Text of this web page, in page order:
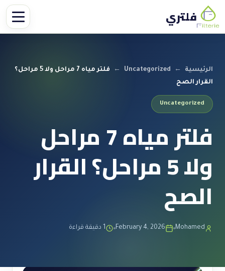
فلتري
الرئيسية ←
Uncategorized
←
فلتر مياه 7 مراحل ولا 5 مراحل؟
القرار الصح
Uncategorized
فلتر مياه 7 مراحل
ولا 5 مراحل؟ القرار
الصح
Mohamed
February 4, 2026 1 دقيقة قراءة